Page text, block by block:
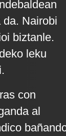
da. Nairobi
biztanle.
leku
con
al